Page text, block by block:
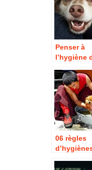
Penser à
l’hygiène
le garder
bonne
06 règles